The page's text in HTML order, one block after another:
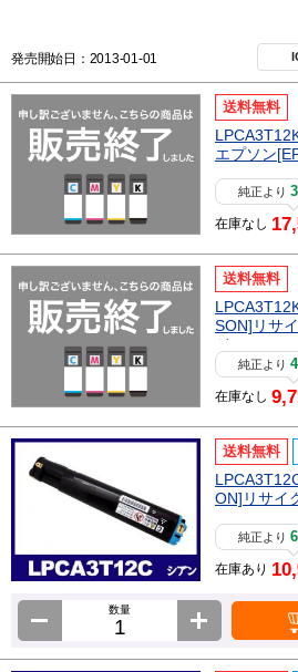
発売開始日：2013-01-01
送料無料
エプソン
純正より
在庫なし
送料無料
SON]リサ
ジ
純正より
在庫なし
送料無料
ON]リサイ
純正より
在庫あり
数量